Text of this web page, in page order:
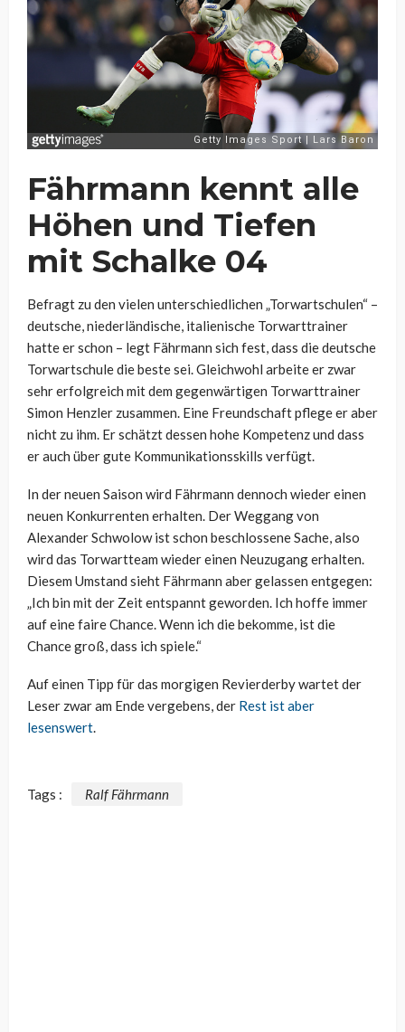
Fährmann kennt alle
Höhen und Tiefen
mit Schalke 04
Befragt zu den vielen unterschiedlichen „Torwartschulen“ –
deutsche, niederländische, italienische Torwarttrainer
hatte er schon – legt Fährmann sich fest, dass die deutsche
Torwartschule die beste sei. Gleichwohl arbeite er zwar
sehr erfolgreich mit dem gegenwärtigen Torwarttrainer
Simon Henzler zusammen. Eine Freundschaft pflege er aber
nicht zu ihm. Er schätzt dessen hohe Kompetenz und dass
er auch über gute Kommunikationsskills verfügt.
In der neuen Saison wird Fährmann dennoch wieder einen
neuen Konkurrenten erhalten. Der Weggang von
Alexander Schwolow ist schon beschlossene Sache, also
wird das Torwartteam wieder einen Neuzugang erhalten.
Diesem Umstand sieht Fährmann aber gelassen entgegen:
„Ich bin mit der Zeit entspannt geworden. Ich hoffe immer
auf eine faire Chance. Wenn ich die bekomme, ist die
Chance groß, dass ich spiele.“
Auf einen Tipp für das morgigen Revierderby wartet der
Leser zwar am Ende vergebens, der Rest ist aber
lesenswert.
Tags : Ralf Fährmann